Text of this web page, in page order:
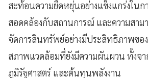
สะท้อนความยืดหยุ่นอย่างแข็งแกร่งในก
สอดคล้องกับสถานการณ์ และความสาม
จัดการสินทรัพย์อย่างมีประสิทธิภาพขอ
สภาพแวดล้อมที่ยังมีความผันผวน ทั้งจ
ภูมิรัฐศาสตร์ และต้นทุนพลังงาน